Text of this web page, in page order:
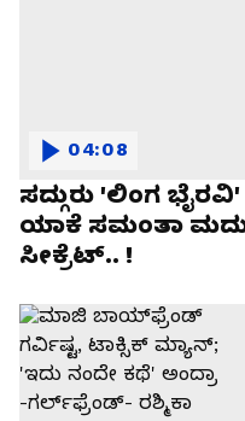
ಸದ್ಗುರು 'ಲಿಂಗ
ಯಾಕೆ ಸಮಂತಾ
ಸೀಕ್ರೆಟ್.. !
04:08